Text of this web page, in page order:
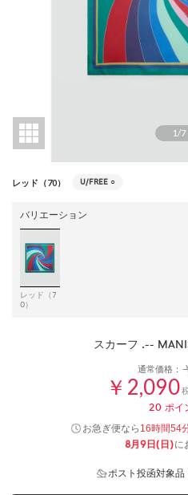
1/7
レッド（70） U/FREE ○
バリエーション
レッド（7
0）
スカーフ .--
通常価格：
￥2,090
20 ポイ
お急ぎ便なら 16時間54
8月9日(日)に
ポスト投函対象